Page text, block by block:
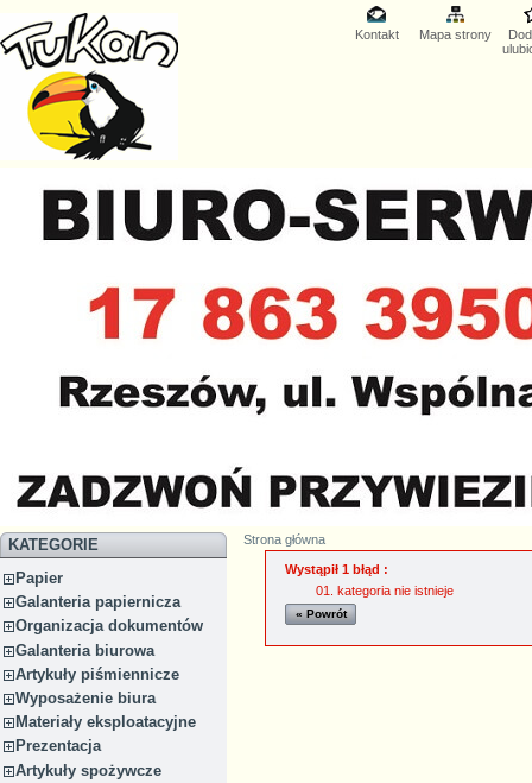
Kontakt Mapa strony
KATEGORIE
Papier
Galanteria papiernicza
Organizacja dokumentów
Galanteria biurowa
Artykuły piśmiennicze
Wyposażenie biura
Materiały eksploatacyjne
Prezentacja
Artykuły spożywcze
Strona główna
Wystąpił 1 błąd :
kategoria nie istnieje
« Powrót